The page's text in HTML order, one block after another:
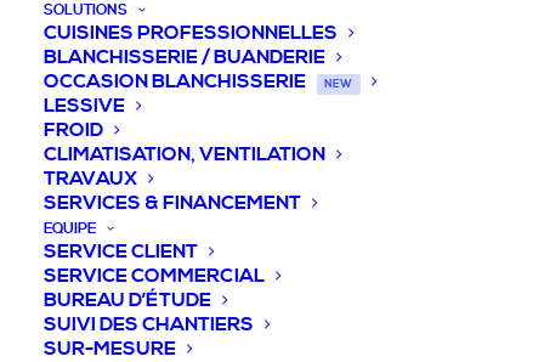
SOLUTIONS
CUISINES PROFESSIONNELLES
BLANCHISSERIE / BUANDERIE
OCCASION BLANCHISSERIE
NEW
LESSIVE
FROID
CLIMATISATION, VENTILATION
TRAVAUX
SERVICES & FINANCEMENT
EQUIPE
SERVICE CLIENT
SERVICE COMMERCIAL
BUREAU D’ÉTUDE
SUIVI DES CHANTIERS
SUR-MESURE